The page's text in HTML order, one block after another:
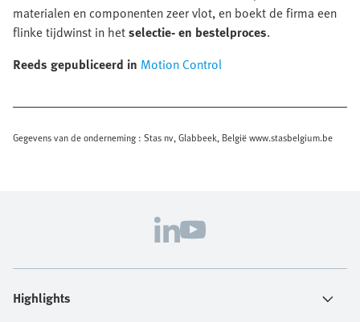
materialen en componenten zeer vlot, en boekt de firma een
flinke tijdwinst in hetselectie- en bestelproces.
Reeds gepubliceerd in Motion Control
Gegevens van de onderneming : Stas nv, Glabbeek, België www.stasbelgium.be
Highlights